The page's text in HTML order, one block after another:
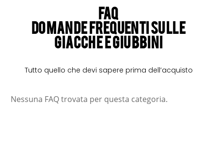
FAQ
Domande frequenti sulle
Giacche e Giubbini
Tutto quello che devi sapere prima dell’acquisto
Nessuna FAQ trovata per questa categoria.